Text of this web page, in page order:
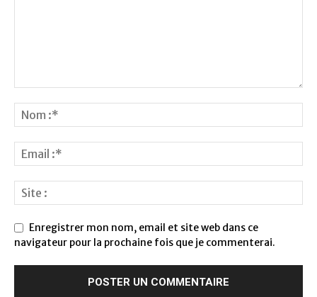
Enregistrer mon nom, email et site web dans ce
navigateur pour la prochaine fois que je commenterai.